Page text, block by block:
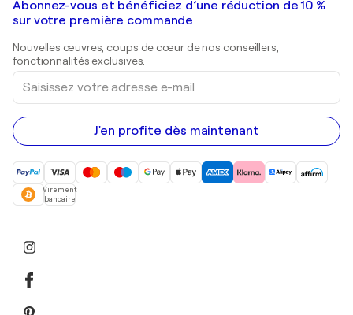
Shepard Fairey
Peintures de paysage
Estampes
Peintures acryliques
Galeries d'art en France
Galeries d'art en Belgique
Abonnez-vous et bénéficiez d’une réduction de 10 %
sur votre première commande
Nouvelles œuvres, coups de cœur de nos conseillers,
fonctionnalités exclusives.
Saisissez
votre
adresse
e-
mail
J'en profite dès maintenant
Virement
bancaire